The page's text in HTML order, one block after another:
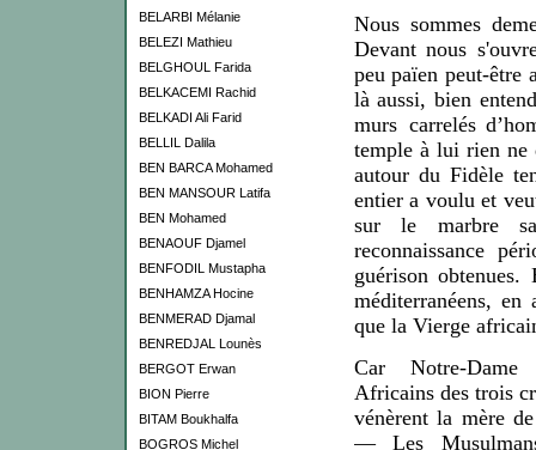
BELARBI Mélanie
BELEZI Mathieu
BELGHOUL Farida
BELKACEMI Rachid
BELKADI Ali Farid
BELLIL Dalila
BEN BARCA Mohamed
BEN MANSOUR Latifa
BEN Mohamed
BENAOUF Djamel
BENFODIL Mustapha
BENHAMZA Hocine
BENMERAD Djamal
BENREDJAL Lounès
BERGOT Erwan
BION Pierre
BITAM Boukhalfa
BOGROS Michel
Nous sommes
Devant nous
peu païen peut-être
là aussi, bien
murs carrelés
temple à lui rien ne
autour du Fidèle
entier a voulu et
sur le marbre
reconnaissance
guérison
méditerranéens,
que la Vierge
Car Notre-
Africains des trois
vénèrent la mère
— Les